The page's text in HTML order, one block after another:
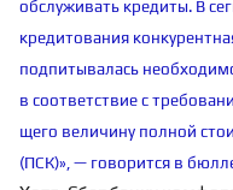
обслуживать кредиты. В
кредитования
подпитывалась
в соответствие с
щего величину полной
(ПСК)», — говорится в